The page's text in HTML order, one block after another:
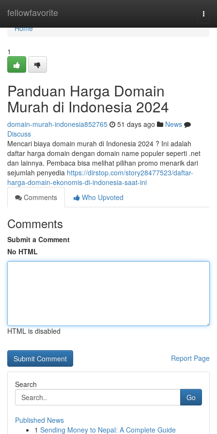
fellowfavorite
Home
Home
1
Panduan Harga Domain
Murah di Indonesia 2024
domain-murah-indonesia852765 51 days ago
News
Discuss
Mencari biaya domain murah di Indonesia 2024 ? Ini adalah
daftar harga domain dengan domain name populer seperti .net
dan lainnya. Pembaca bisa melihat pilihan promo menarik dari
sejumlah penyedia https://dirstop.com/story28477523/daftar-
harga-domain-ekonomis-di-indonesia-saat-ini
Comments
Who Upvoted
Comments
Submit a Comment
No HTML
HTML is disabled
Report Page
Search
Go
Published News
1 Sending Money to Nepal: A Complete Guide